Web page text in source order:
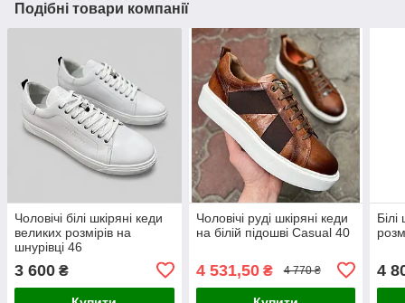
Подібні товари компанії
Чоловічі білі шкіряні кеди
великих розмірів на
шнурівці 46
3 600 ₴
Чоловічі руді шкіряні кеди
на білій підошві Casual 40
4 531,50₴ 4 770 ₴ 4